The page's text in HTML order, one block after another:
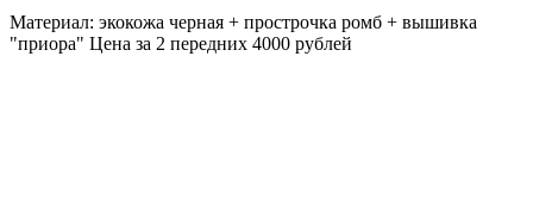
Материал: экокожа черная + прострочка ромб + вышивка
"приора" Цена за 2 передних 4000 рублей